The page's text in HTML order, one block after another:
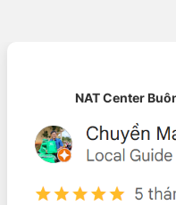
chuyên biệt và rãnh
được trên nhiều kiểu
NAT Center